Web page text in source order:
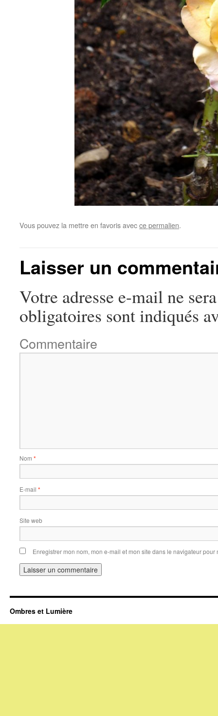
Vous pouvez la mettre en favoris avecce permalien.
Laisser un
Votre adresse e-mail ne
obligatoires sont indiqués
Commentaire
Nom *
E-mail *
Site web
Enregistrer mon nom, mon e-mail et mon site dans le navigateur
Ombres et Lumière